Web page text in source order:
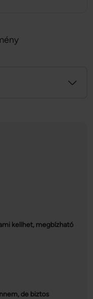
kellhet, megbízható
de biztos